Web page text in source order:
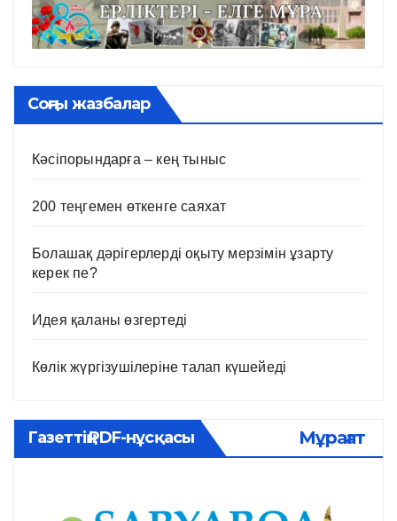
Соңғы жазбалар
Кәсіпорындарға – кең тыныс
200 теңгемен өткенге саяхат
Болашақ дәрігерлерді оқыту мерзімін ұзарту
керек пе?
Идея қаланы өзгертеді
Көлік жүргізушілеріне талап күшейеді
Газеттің PDF-нұсқасы Мұрағат